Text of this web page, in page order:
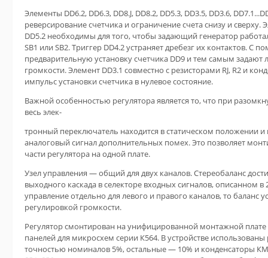
Элементы DD6.2, DD6.3, DD8.J, DD8.2, DD5.3, DD3.5, DD3.6,
реверсирование счетчика и ограничение счета снизу и сверху.
DD5.2 необходимы для того, чтобы задающий генератор
SB1 или SB2. Триггер DD4.2 устраняет дребезг их контактов. С
предварительную установку счетчика DD9 и тем самым
громкости. Элемент DD3.1 совместно с резисторами RJ, R2 и
импульс установки счетчика в нулевое состояние.
Важной особенностью регулятора является то, что при
весь элек-
тронный переключатель находится в статическом положении
аналоговый сигнал дополнительных помех. Это позволяет
части регулятора на одной плате.
Узел управления — общий для двух каналов. Стереобаланс
выходного каскада в селекторе входных сигналов, описанном в
управление отдельно для левого и правого каналов, то баланс
регулировкой громкости.
Регулятор смонтирован на унифицированной монтажной
панелей для микросхем серии К564. В устройстве использованы
точностью номиналов 5%, остальные — 10% и конденсаторы